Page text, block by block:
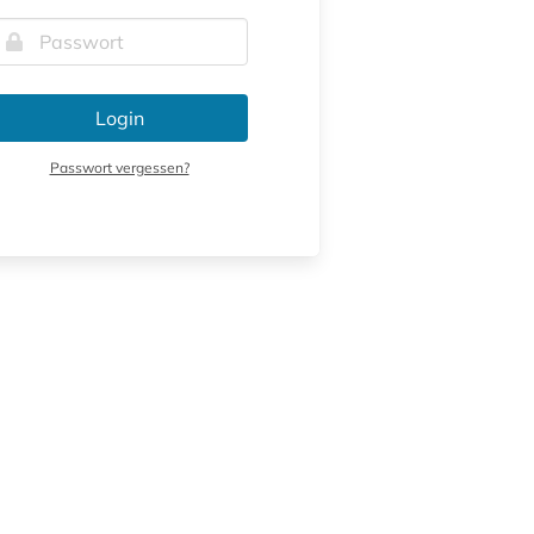
Login
Passwort vergessen?